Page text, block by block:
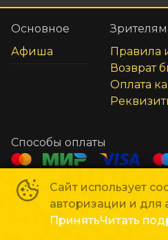
Сайт использует
авторизации и для
ПринятьЧитать
Основное
Афиша
Зрителям
Правила
Возврат
Оплата
Способы оплаты
Сеть кинотеатров
Powered by